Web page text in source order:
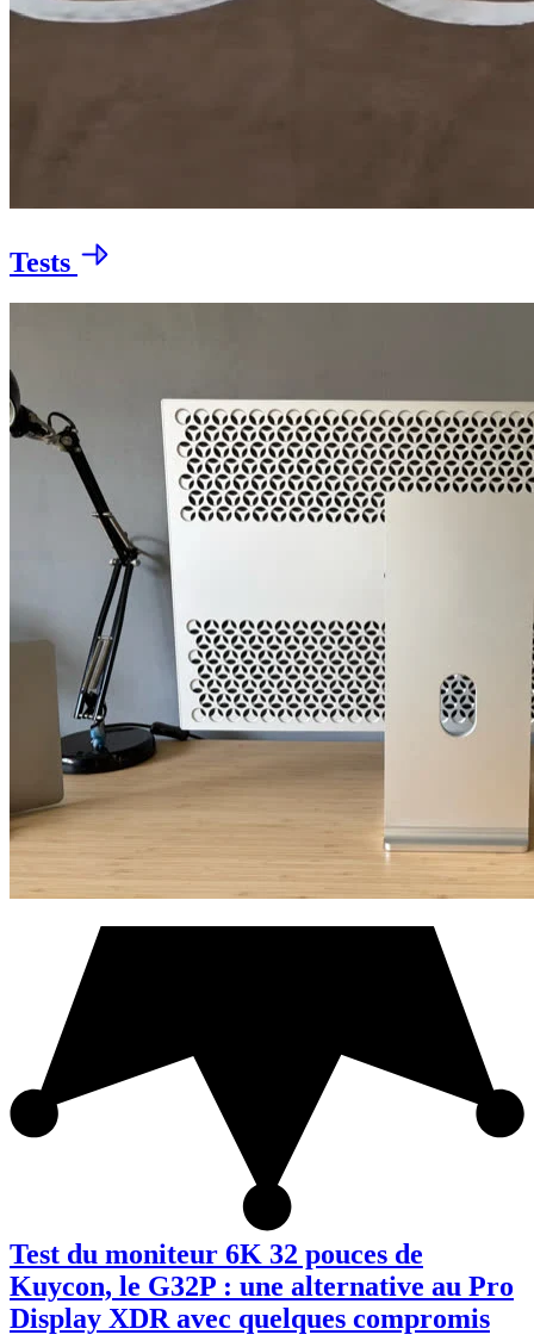
Tests
Test du moniteur 6K 32 pouces de
Kuycon, le G32P : une alternative au Pro
Display XDR avec quelques compromis